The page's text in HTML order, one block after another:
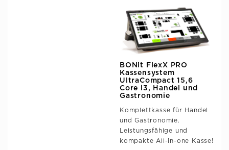
BONit FlexX PRO
Kassensystem
UltraCompact 15,6
Core i3, Handel und
Gastronomie
Komplettkasse für Handel
und Gastronomie.
Leistungsfähige und
kompakte All-in-one Kasse!